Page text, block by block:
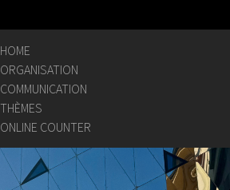
HOME
ORGANISATION
COMMUNICATION
THÈMES
ONLINE COUNTER